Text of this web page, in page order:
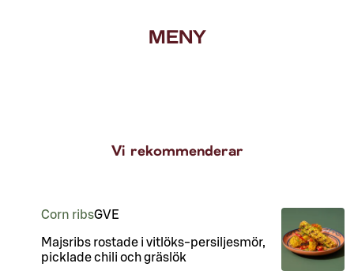
MENY
Vi rekommenderar
Corn ribsGVE
Majsribs rostade i vitlöks-persiljesmör,
picklade chili och gräslök